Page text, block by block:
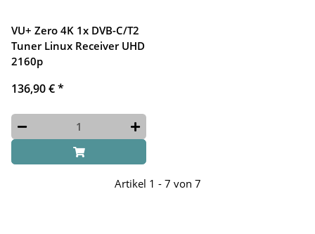
VU+ Zero 4K 1x DVB-C/T2
Tuner Linux Receiver UHD
2160p
136,90 €*
Artikel 1 - 7 von 7